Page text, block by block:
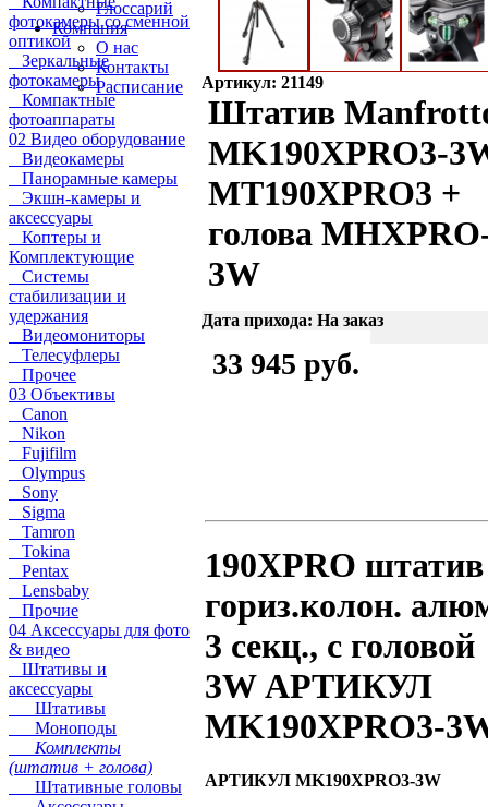
Глоссарий
Компания
О нас
Контакты
Расписание
фотокамеры со сменной
оптикой
Зеркальные
фотокамеры
Компактные
фотоаппараты
02 Видео оборудование
Видеокамеры
Панорамные камеры
Экшн-камеры и
аксессуары
Коптеры и
Комплектующие
Системы
стабилизации и
удержания
Видеомониторы
Телесуфлеры
Прочее
03 Объективы
Canon
Nikon
Fujifilm
Olympus
Sony
Sigma
Tamron
Tokina
Pentax
Lensbaby
Прочие
04 Аксессуары для фото
& видео
Штативы и
аксессуары
Штативы
Моноподы
Комплекты
(штатив + голова)
Штативные головы
Артикул: 21149
Штатив
MK190XPRO3-
MT190XPRO3 +
голова
3W
Дата прихода: На заказ
33 945 руб.
190XPRO штатив
гориз.колон.
3 секц., с головой
3W АРТИКУЛ
MK190XPRO3-
АРТИКУЛ MK190XPRO3-3W